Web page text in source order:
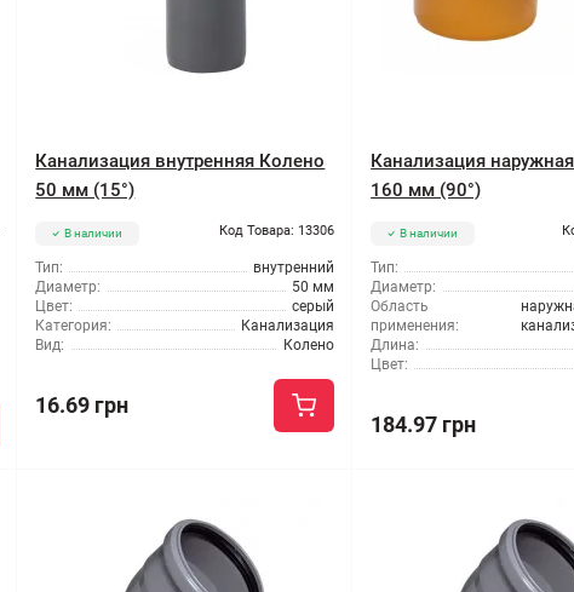
Канализация внутренняя Колено
50 мм (15°)
В наличии Код Товара: 13306
Тип:
внутренний
Диаметр:
50 мм
Цвет:
серый
Категория:
Канализация
Вид:
Колено
16.69 грн
Канализация
160 мм (90°)
В наличии
Тип:
Диаметр:
Область
применения:
Длина:
Цвет:
184.97 грн